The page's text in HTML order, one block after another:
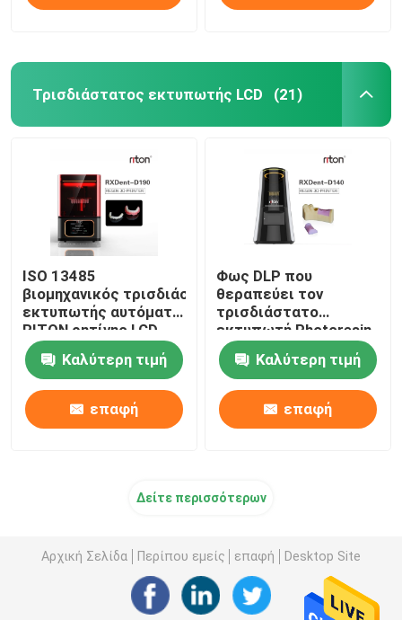
Τρισδιάστατος εκτυπωτής LCD (21)
ISO 13485
βιομηχανικός τρισδιάστατος
εκτυπωτής αυτόματο τεράστιο 220V
RITON ρητίνης LCD
Καλύτερη τιμή
επαφή
Φως DLP που
θεραπεύει τον
τρισδιάστατο
εκτυπωτή Photoresin
υψηλής ταχύτητας για
την πρότυπη
παραγωγή
Καλύτερη τιμή
επαφή
Δείτε περισσότερων
Αρχική Σελίδα Περίπου εμείς επαφή Desktop Site